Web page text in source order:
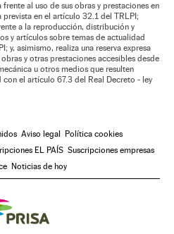
al uso de sus obras y prestaciones en
prevista en el artículo 32.1 del TRLPI;
a la reproducción, distribución y
y artículos sobre temas de actualidad
y, asimismo, realiza una reserva expresa
y otras prestaciones accesibles desde
u otros medios que resulten
el artículo 67.3 del Real Decreto - ley
Aviso legal
Política cookies
EL PAÍS Suscripciones empresas
Noticias de hoy